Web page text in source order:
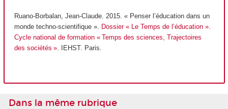
Ruano-Borbalan, Jean-Claude. 2015. « Penser l’éducation dans un
monde techno-scientifique ».
Dossier « Le Temps de l’éducation ».
Cycle national de formation « Temps des sciences, Trajectoires
des sociétés » . IEHST. Paris.
Dans la même rubrique